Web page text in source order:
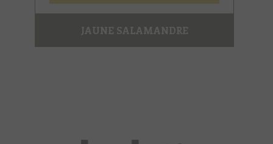
JAUNE SALAMANDRE